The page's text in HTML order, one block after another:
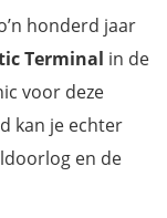
honderd jaar
Terminal in de
voor deze
kan je echter
en de